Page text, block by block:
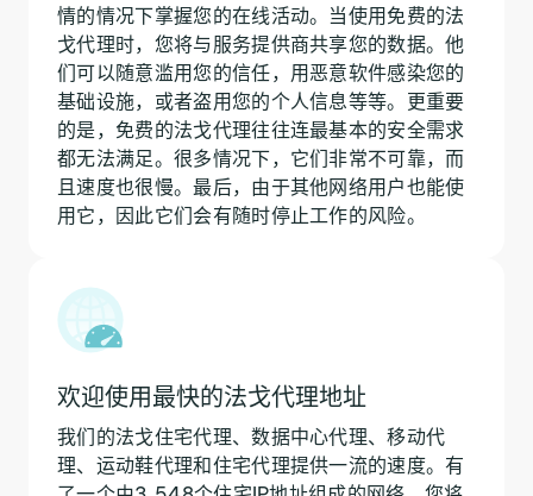
情的情况下掌握您的在线活动。当使用免费的法
戈代理时，您将与服务提供商共享您的数据。他
们可以随意滥用您的信任，用恶意软件感染您的
基础设施，或者盗用您的个人信息等等。更重要
的是，免费的法戈代理往往连最基本的安全需求
都无法满足。很多情况下，它们非常不可靠，而
且速度也很慢。最后，由于其他网络用户也能使
用它，因此它们会有随时停止工作的风险。
欢迎使用最快的法戈代理地址
我们的法戈住宅代理、数据中心代理、移动代
理、运动鞋代理和住宅代理提供一流的速度。有